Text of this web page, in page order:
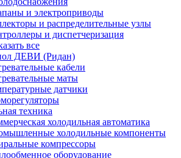
и электроприводы
и распределительные узлы
и диспетчеризация
все
ДЕВИ (Ридан)
кабели
маты
датчики
техника
холодильная автоматика
холодильные компоненты
компрессоры
оборудование